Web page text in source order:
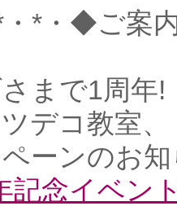
・*・◆ご案
まで1周年!
デコ教室
ーンのお
記念イベン